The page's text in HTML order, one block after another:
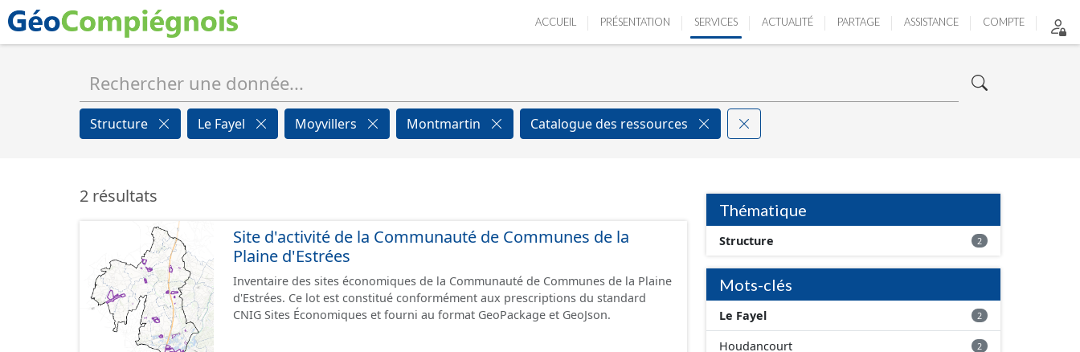
ACCUEIL PRÉSENTATION SERVICES ACTUALITÉ PARTAGE ASSISTANCE COMPTE
Structure Le Fayel Moyvillers Montmartin Catalogue des ressources
2 résultats
Site d'activité de la Communauté de Communes de la
Plaine d'Estrées
Inventaire des sites économiques de la Communauté de Communes de la Plaine
d'Estrées. Ce lot est constitué conformément aux prescriptions du standard
CNIG Sites Économiques et fourni au format GeoPackage et GeoJson.
Thématique
Structure 2
Mots-clés
Le Fayel 2
Houdancourt 2